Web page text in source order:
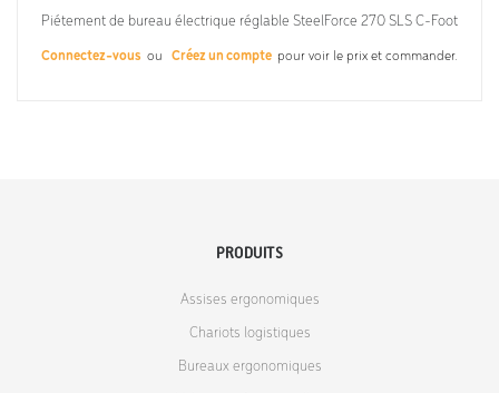
Piétement de bureau électrique réglable SteelForce 270 SLS C-Foot
Connectez-vous ou Créez un compte pour voir le prix et commander.
PRODUITS
Assises ergonomiques
Chariots logistiques
Bureaux ergonomiques